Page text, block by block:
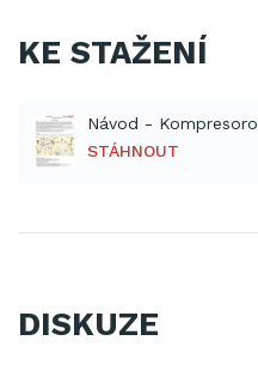
KE STAŽENÍ
STÁHNOUT
DISKUZE